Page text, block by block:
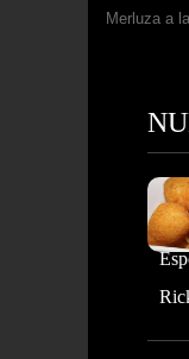
Merluza a